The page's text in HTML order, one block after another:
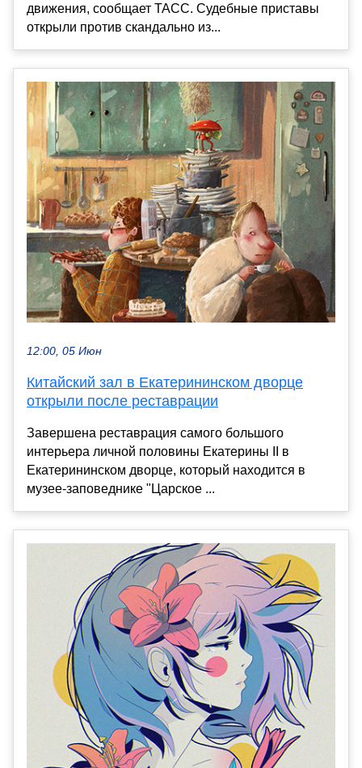
движения, сообщает ТАСС. Судебные приставы
открыли против скандально из...
12:00, 05 Июн
Китайский зал в Екатерининском дворце
открыли после реставрации
Завершена реставрация самого большого
интерьера личной половины Екатерины II в
Екатерининском дворце, который находится в
музее-заповеднике "Царское ...